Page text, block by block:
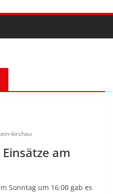
kirchau
am
Sonntag um 16:00 gab es